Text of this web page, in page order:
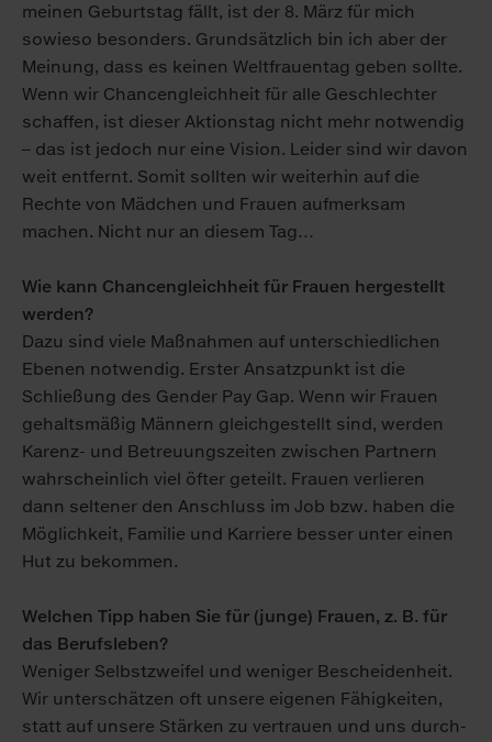
meinen Geburtstag fällt, ist der 8. März für mich
sowieso besonders. Grund­sätzlich bin ich aber der
Meinung, dass es keinen Welt­frauen­tag geben sollte.
Wenn wir Chancen­gleichheit für alle Geschlechter
schaffen, ist dieser Aktionstag nicht mehr notwendig
– das ist jedoch nur eine Vision. Leider sind wir davon
weit ent­fernt. Somit sollten wir weiter­hin auf die
Rechte von Mädchen und Frauen auf­merksam
machen. Nicht nur an diesem Tag…
Wie kann Chancen­gleichheit für Frauen hergestellt
werden?
Dazu sind viele Maß­nahmen auf unter­schied­lichen
Ebenen notwendig. Erster Ansatzpunkt ist die
Schließung des Gender Pay Gap. Wenn wir Frauen
gehalts­mäßig Männern gleichgestellt sind, werden
Karenz- und Betreuungs­zeiten zwischen Partnern
wahr­scheinlich viel öfter geteilt. Frauen verlieren
dann seltener den An­schluss im Job bzw. haben die
Möglichkeit, Familie und Karriere besser unter einen
Hut zu be­kommen.
Welchen Tipp haben Sie für (junge) Frauen, z. B. für
das Berufsleben?
Weniger Selbst­zweifel und weniger Be­scheiden­heit.
Wir unter­schätzen oft unsere eigenen Fähig­keiten,
statt auf unsere Stärken zu vertrauen und uns durch­